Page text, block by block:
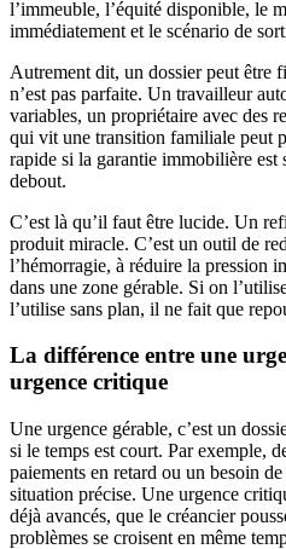
l’immeuble, l’équité disponible, le
immédiatement et le scénario de
Autrement dit, un dossier peut être
n’est pas parfaite. Un travailleur
variables, un propriétaire avec des
qui vit une transition familiale peut
rapide si la garantie immobilière est
debout.
C’est là qu’il faut être lucide. Un
produit miracle. C’est un outil de
l’hémorragie, à réduire la pression
dans une zone gérable. Si on
l’utilise sans plan, il ne fait que
La différence entre une
urgence critique
Une urgence gérable, c’est un
si le temps est court. Par exemple,
paiements en retard ou un besoin
situation précise. Une urgence
déjà avancés, que le créancier
problèmes se croisent en même